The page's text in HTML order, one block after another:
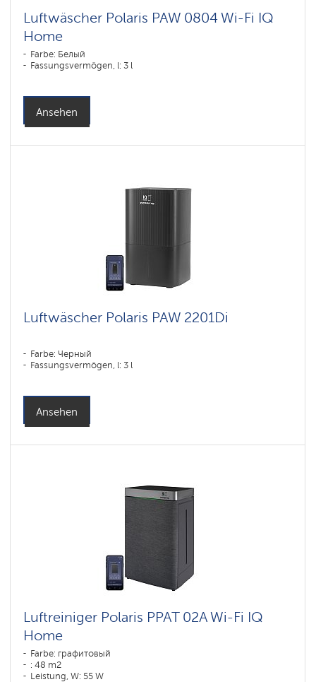
Luftwäscher Polaris PAW 0804 Wi-Fi IQ
Home
Farbe: Белый
Fassungsvermögen, l: 3 l
Ansehen
Luftwäscher Polaris PAW 2201Di
Farbe: Черный
Fassungsvermögen, l: 3 l
Ansehen
Luftreiniger Polaris PPAT 02A Wi-Fi IQ
Home
Farbe: графитовый
: 48 m2
Leistung, W: 55 W